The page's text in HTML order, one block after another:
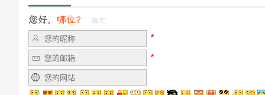
您好， 哪位？ 确定